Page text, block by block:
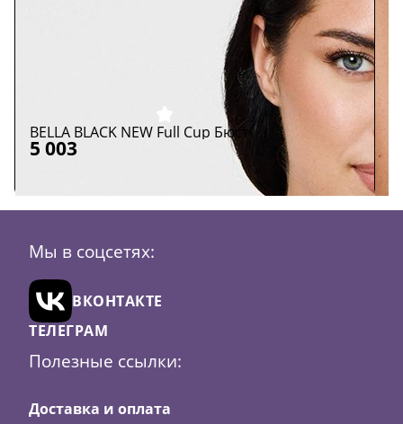
Скидка
BELLA BLACK NEW Full Cup Бюст
5 003
85H
90C 90D
Черный
Мы в соцсетях:
ВКОНТАКТЕ
ТЕЛЕГРАМ
Полезные ссылки:
Доставка и оплата